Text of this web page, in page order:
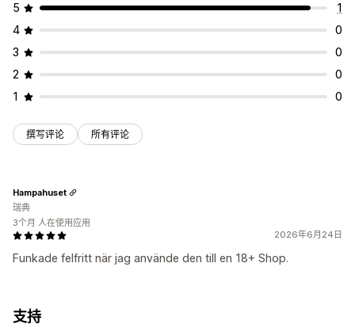
5
1
4
0
3
0
2
0
1
0
撰写评论 所有评论
2026年6月24日
Funkade felfritt när jag använde den till en 18+ Shop.
Hampahuset
瑞典
3个月 人在使用应用
支持